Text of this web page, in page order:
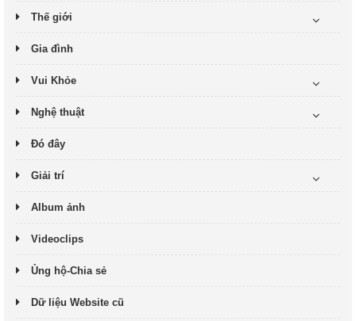
Thế giới
Gia đình
Vui Khỏe
Nghệ thuật
Đó đây
Giải trí
Album ảnh
Videoclips
Ủng hộ-Chia sẻ
Dữ liệu Website cũ